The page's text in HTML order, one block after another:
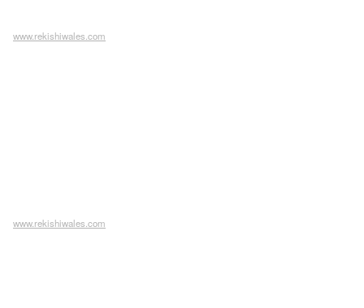
www.rekishiwales.com
www.rekishiwales.com